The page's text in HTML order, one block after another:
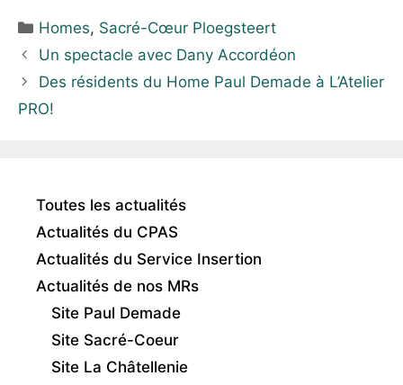
Homes, Sacré-Cœur Ploegsteert
Un spectacle avec Dany Accordéon
Des résidents du Home Paul Demade à L’Atelier
PRO!
Toutes les actualités
Actualités du CPAS
Actualités du Service Insertion
Actualités de nos MRs
Site Paul Demade
Site Sacré-Coeur
Site La Châtellenie